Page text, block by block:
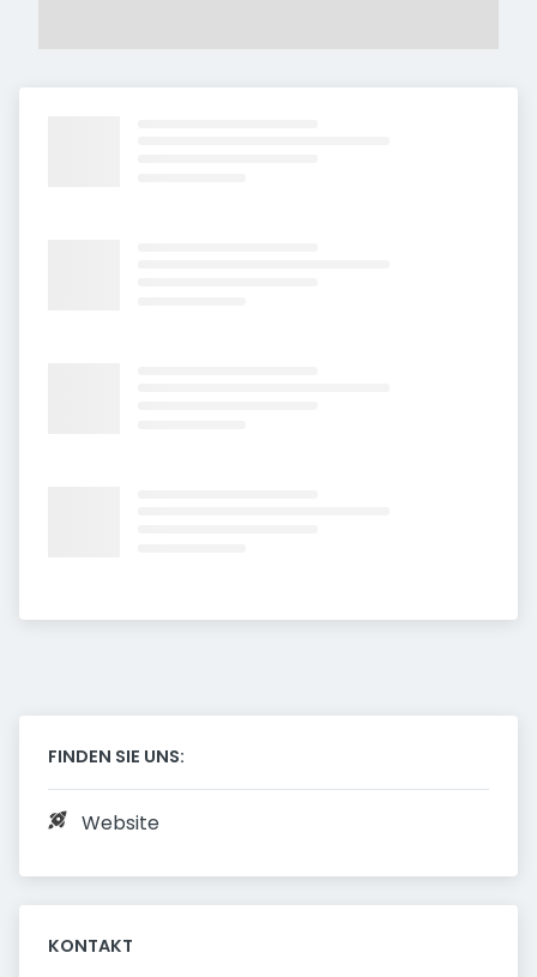
FINDEN SIE UNS:
Website
KONTAKT